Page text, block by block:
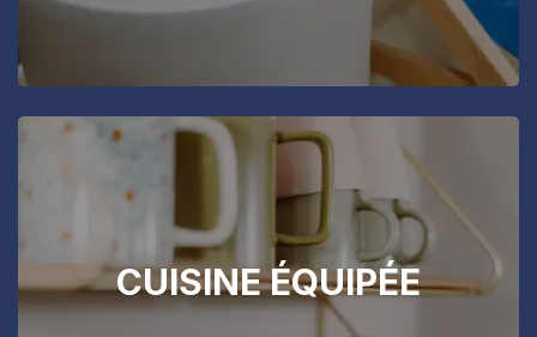
CUISINE ÉQUIPÉE